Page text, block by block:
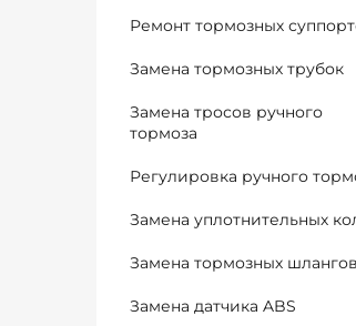
Ремонт тормозных
Замена тормозных трубок
Замена тросов ручного
тормоза
Регулировка ручного
Замена уплотнительных
Замена тормозных шлангов
Замена датчика ABS